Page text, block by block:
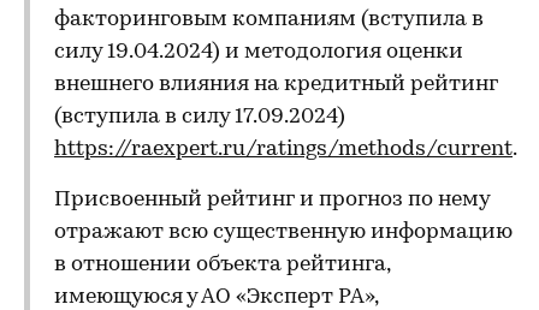
факторинговым компаниям (вступила в
силу 19.04.2024) и методология оценки
внешнего влияния на кредитный рейтинг
(вступила в силу 17.09.2024)
https://raexpert.ru/ratings/methods/current.
Присвоенный рейтинг и прогноз по нему
отражают всю существенную информацию
в отношении объекта рейтинга,
имеющуюся у АО «Эксперт РА»,